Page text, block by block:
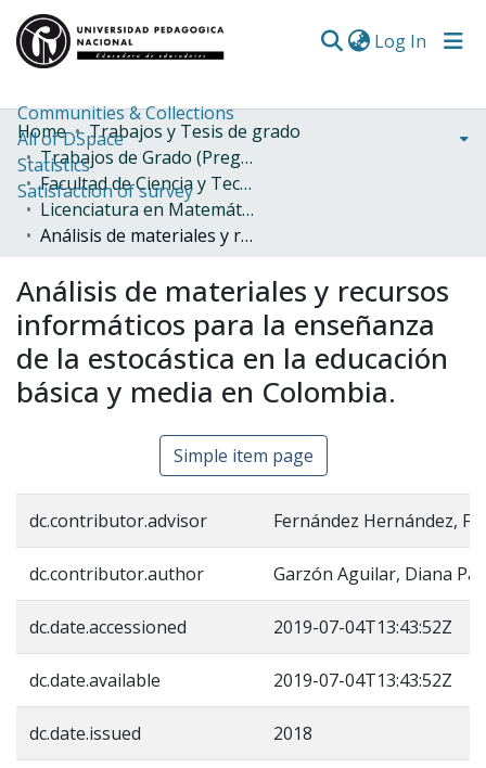
Log In
Communities & Collections
All of DSpace
Statistics
Satisfaction of survey
Home
Trabajos y Tesis de grado
Trabajos de Grado (Pregrado)
Facultad de Ciencia y Tecnología
Licenciatura en Matemáticas
Análisis de materiales y recursos informáticos para la enseñanza de la estocástica en la educación básica y media en Colombia.
Análisis de materiales y recursos
informáticos para la enseñanza
de la estocástica en la educación
básica y media en Colombia.
Simple item page
dc.contributor.advisor Fernández Hernández,
dc.contributor.author Garzón Aguilar, Diana
dc.date.accessioned 2019-07-04T13:43:52Z
dc.date.available 2019-07-04T13:43:52Z
dc.date.issued 2018